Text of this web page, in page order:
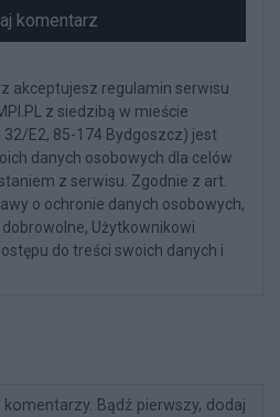
komentarz
akceptujesz regulamin serwisu
z siedzibą w mieście
32/E2, 85-174 Bydgoszcz) jest
danych osobowych dla celów
z serwisu. Zgodnie z art.
o ochronie danych osobowych,
Użytkownikowi
do treści swoich danych i
Bądź pierwszy, dodaj